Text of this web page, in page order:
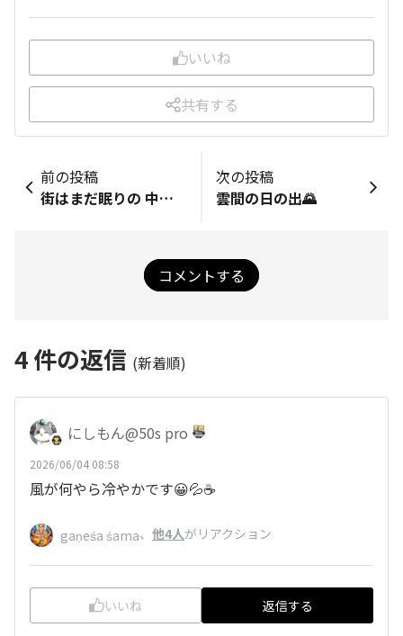
いいね
共有する
前の投稿
街はまだ眠りの 中…Good morning。
次の投稿
雲間の日の出🌄
コメントする
4件の返信 (新着順)
にしもん@50s pro
2026/06/04 08:58
風が何やら冷やかです😀💦☕
gaṇeśa śama、 他4人がリアクション
いいね 返信する